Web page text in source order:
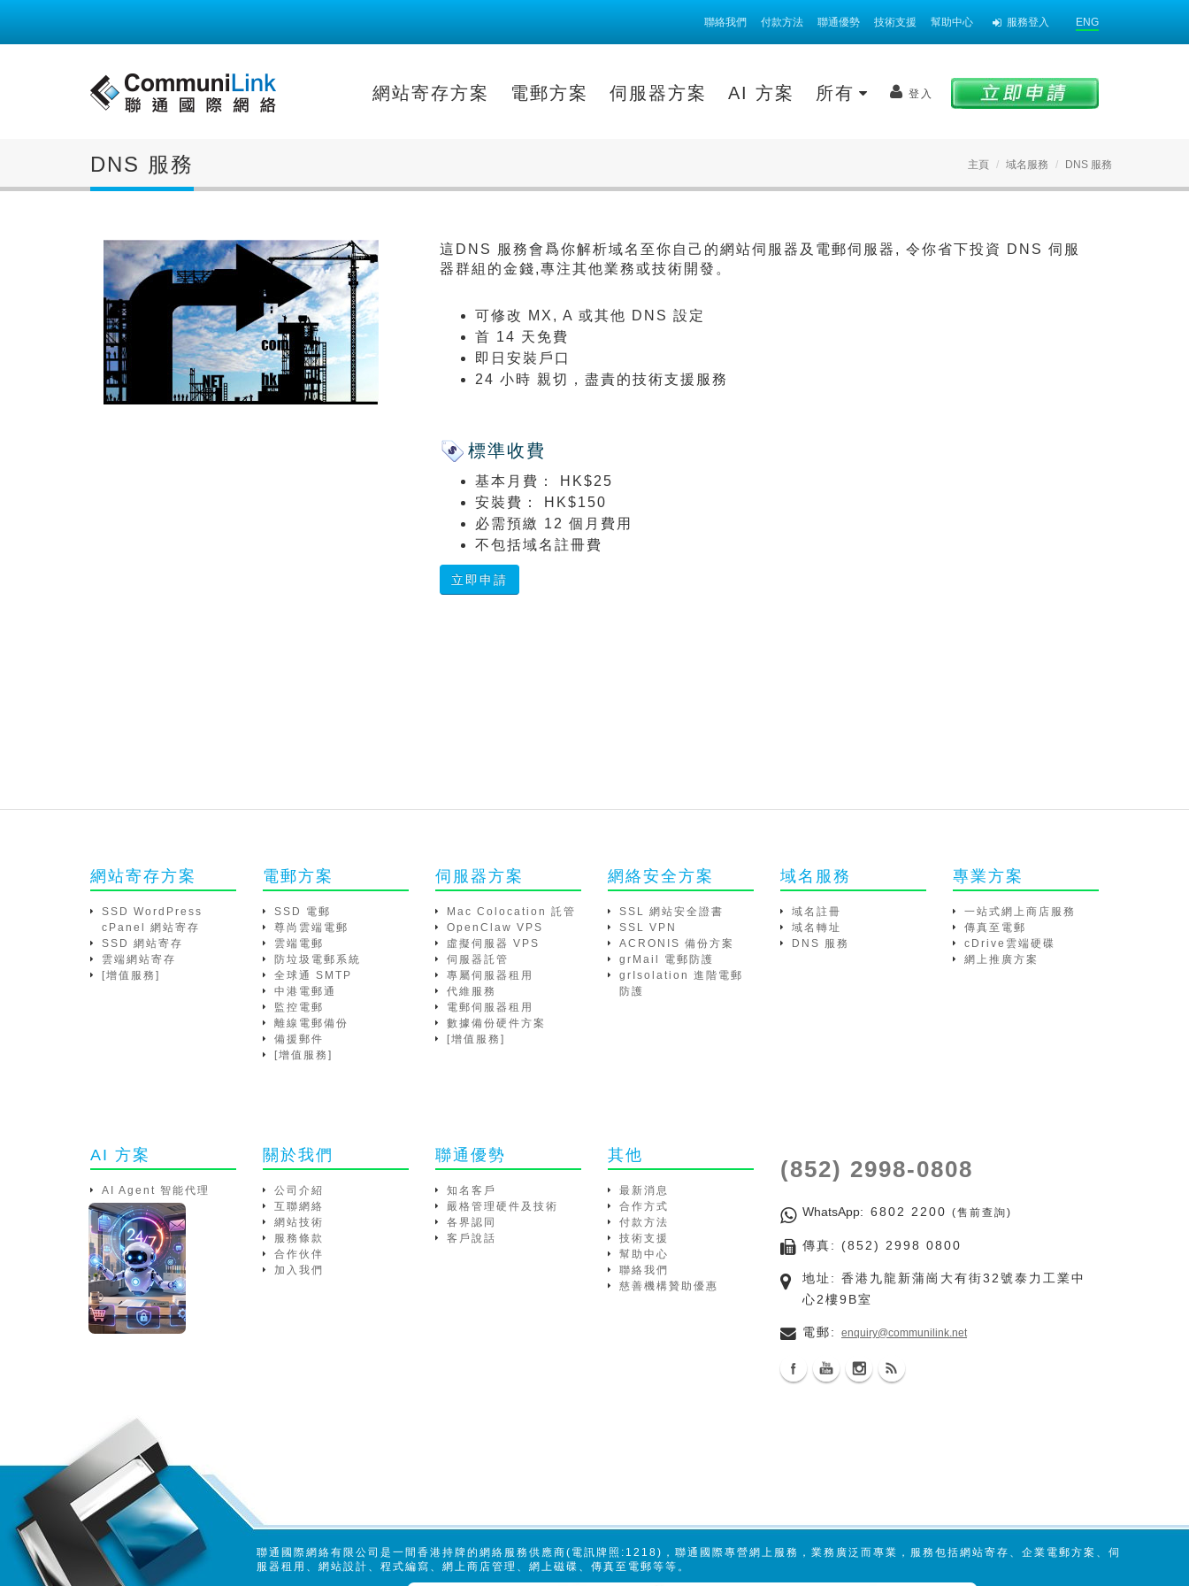
聯絡我們 付款方法 聯通優勢 技術支援 幫助中心 服務登入 ENG
網站寄存方案 電郵方案 伺服器方案 AI 方案 所有 登入
主頁 域名服務 DNS 服務
DNS 服務
這DNS 服務會爲你解析域名至你自己的網站伺服器及電郵伺服器, 令你省下投資 DNS 伺服
器群組的金錢,專注其他業務或技術開發。
可修改 MX, A 或其他 DNS 設定
首 14 天免費
即日安裝戶口
24 小時 親切，盡責的技術支援服務
標準收費
基本月費： HK$25
安裝費： HK$150
必需預繳 12 個月費用
不包括域名註冊費
立即申請
網站寄存方案
SSD WordPress
cPanel 網站寄存
SSD 網站寄存
雲端網站寄存
[增值服務]
電郵方案
SSD 電郵
尊尚雲端電郵
雲端電郵
防垃圾電郵系統
全球通 SMTP
中港電郵通
監控電郵
離線電郵備份
備援郵件
[增值服務]
伺服器方案
Mac Colocation 託管
OpenClaw VPS
虛擬伺服器 VPS
伺服器託管
專屬伺服器租用
代維服務
電郵伺服器租用
數據備份硬件方案
[增值服務]
網絡安全方案
SSL 網站安全證書
SSL VPN
ACRONIS 備份方案
grMail 電郵防護
grIsolation 進階電郵
防護
域名服務
域名註冊
域名轉址
DNS 服務
專業方案
一站式網上商店服務
傳真至電郵
cDrive雲端硬碟
網上推廣方案
AI 方案
AI Agent 智能代理
關於我們
公司介紹
互聯網絡
網站技術
服務條款
合作伙伴
加入我們
聯通優勢
知名客戶
嚴格管理硬件及技術
各界認同
客戶說話
其他
最新消息
合作方式
付款方法
技術支援
幫助中心
聯絡我們
慈善機構贊助優惠
(852) 2998-0808
WhatsApp: 6802 2200 (售前查詢)
傳真: (852) 2998 0800
地址: 香港九龍新蒲崗大有街32號泰力工業中
心2樓9B室
電郵: enquiry@communilink.net
聯通國際網絡有限公司是一間香港持牌的網絡服務供應商(電訊牌照:1218)，聯通國際專營網上服務，業務廣泛而專業，服務包括網站寄存、企業電郵方案、伺
服器租用、網站設計、程式編寫、網上商店管理、網上磁碟、傳真至電郵等等。